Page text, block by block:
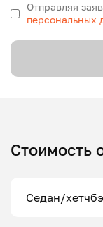
Отправляя
персональных
Стоимость
Седан/